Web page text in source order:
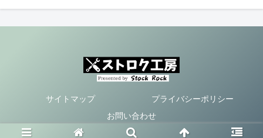
サイトマップ
プライバシーポリシー
お問い合わせ
Copyright © 2021 ストロク工房 All Rights Reserved.